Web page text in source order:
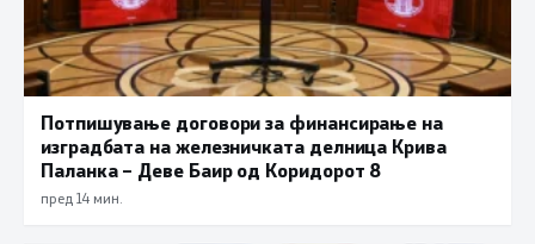
Потпишување договори за финансирање на
изградбата на железничката делница Крива
Паланка – Деве Баир од Коридорот 8
пред 14 мин.